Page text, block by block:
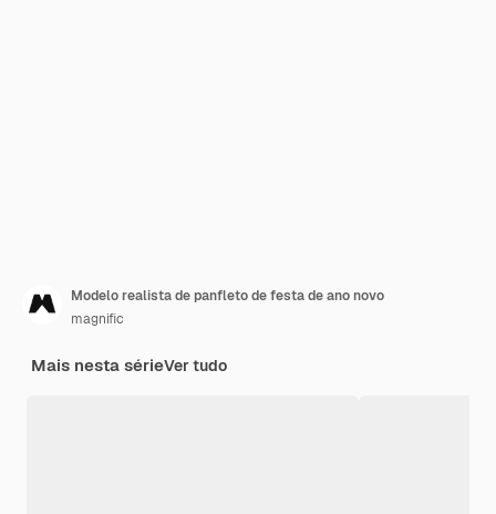
Modelo realista de panfleto de festa de ano novo
magnific
Mais nesta sérieVer tudo